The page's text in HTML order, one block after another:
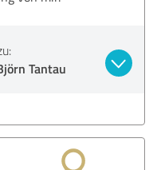
Tantau